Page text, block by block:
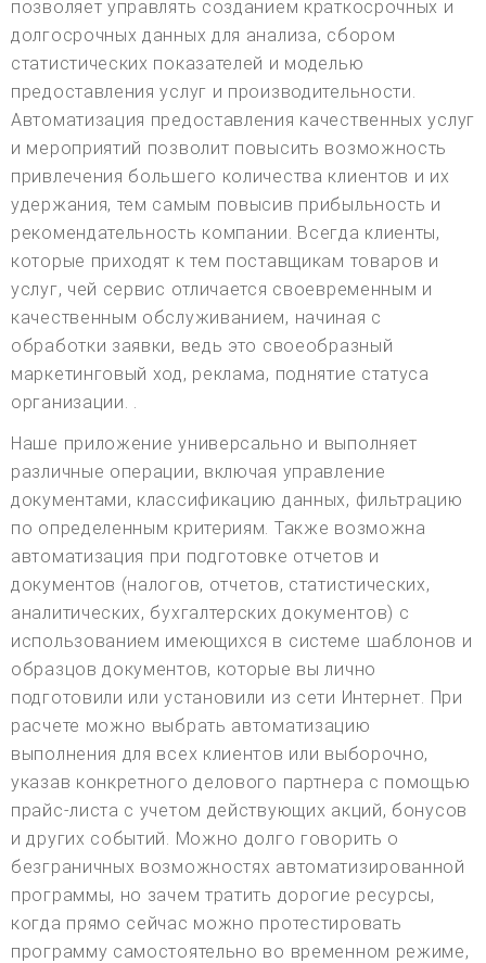
позволяет управлять созданием краткосрочных и
долгосрочных данных для анализа, сбором
статистических показателей и моделью
предоставления услуг и производительности.
Автоматизация предоставления качественных услуг
и мероприятий позволит повысить возможность
привлечения большего количества клиентов и их
удержания, тем самым повысив прибыльность и
рекомендательность компании. Всегда клиенты,
которые приходят к тем поставщикам товаров и
услуг, чей сервис отличается своевременным и
качественным обслуживанием, начиная с
обработки заявки, ведь это своеобразный
маркетинговый ход, реклама, поднятие статуса
организации. .
Наше приложение универсально и выполняет
различные операции, включая управление
документами, классификацию данных, фильтрацию
по определенным критериям. Также возможна
автоматизация при подготовке отчетов и
документов (налогов, отчетов, статистических,
аналитических, бухгалтерских документов) с
использованием имеющихся в системе шаблонов и
образцов документов, которые вы лично
подготовили или установили из сети Интернет. При
расчете можно выбрать автоматизацию
выполнения для всех клиентов или выборочно,
указав конкретного делового партнера с помощью
прайс-листа с учетом действующих акций, бонусов
и других событий. Можно долго говорить о
безграничных возможностях автоматизированной
программы, но зачем тратить дорогие ресурсы,
когда прямо сейчас можно протестировать
программу самостоятельно во временном режиме,